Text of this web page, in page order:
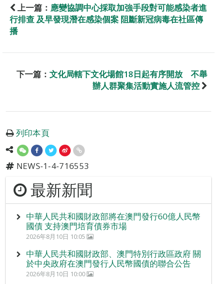
上一篇： 應變協調中心採取加強手段對可能感染者進
行排查 及早發現潛在感染個案 阻斷新冠病毒在社區傳
播
下一篇： 文化局轄下文化場館18日起有序開放 不舉
辦人群聚集活動實施人流管控
列印本頁
NEWS-1-4-716553
最新新聞
中華人民共和國財政部將在澳門發行60億人民幣
國債 支持澳門培育債券市場
2026年8月10日 10:05
中華人民共和國財政部、澳門特別行政區政府 關
於中央政府在澳門發行人民幣國債的聯合公告
2026年8月10日 10:00